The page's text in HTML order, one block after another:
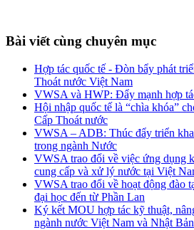
Bài viết cùng chuyên mục
Hợp tác quốc tế - Đòn bẩy phát
Thoát nước Việt Nam
VWSA và HWP: Đẩy mạnh hợp
Hội nhập quốc tế là “chìa khóa”
Cấp Thoát nước
VWSA – ADB: Thúc đẩy triển
trong ngành Nước
VWSA trao đổi về việc ứng dụng
cung cấp và xử lý nước tại Việt
VWSA trao đổi về hoạt động đào
đại học đến từ Phần Lan
Ký kết MOU hợp tác kỹ thuật,
ngành nước Việt Nam và Nhật Bản